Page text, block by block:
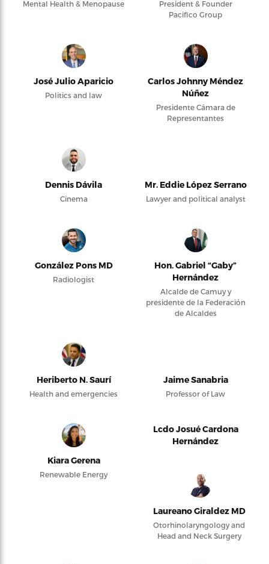
Mental Health & Menopause
President & Founder
Pacifico Group
José Julio Aparicio
Politics and law
Carlos Johnny Méndez
Núñez
Presidente Cámara de
Representantes
Dennis Dávila
Cinema
Mr. Eddie López Serrano
Lawyer and political analyst
González Pons MD
Radiologist
Hon. Gabriel “Gaby”
Hernández
Alcalde de Camuy y
presidente de la Federación
de Alcaldes
Heriberto N. Saurí
Health and emergencies
Jaime Sanabria
Professor of Law
Kiara Gerena
Renewable Energy
Lcdo Josué Cardona
Hernández
Laureano Giraldez MD
Otorhinolaryngology and
Head and Neck Surgery